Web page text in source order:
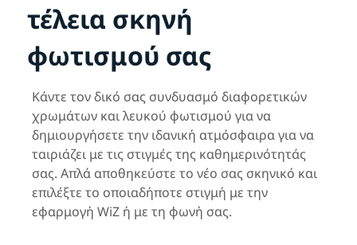
τέλεια σκηνή
φωτισμού σας
Κάντε τον δικό σας συνδυασμό διαφορετικών
χρωμάτων και λευκού φωτισμού για να
δημιουργήσετε την ιδανική ατμόσφαιρα για να
ταιριάζει με τις στιγμές της καθημερινότητάς
σας. Απλά αποθηκεύστε το νέο σας σκηνικό και
επιλέξτε το οποιαδήποτε στιγμή με την
εφαρμογή WiZ ή με τη φωνή σας.